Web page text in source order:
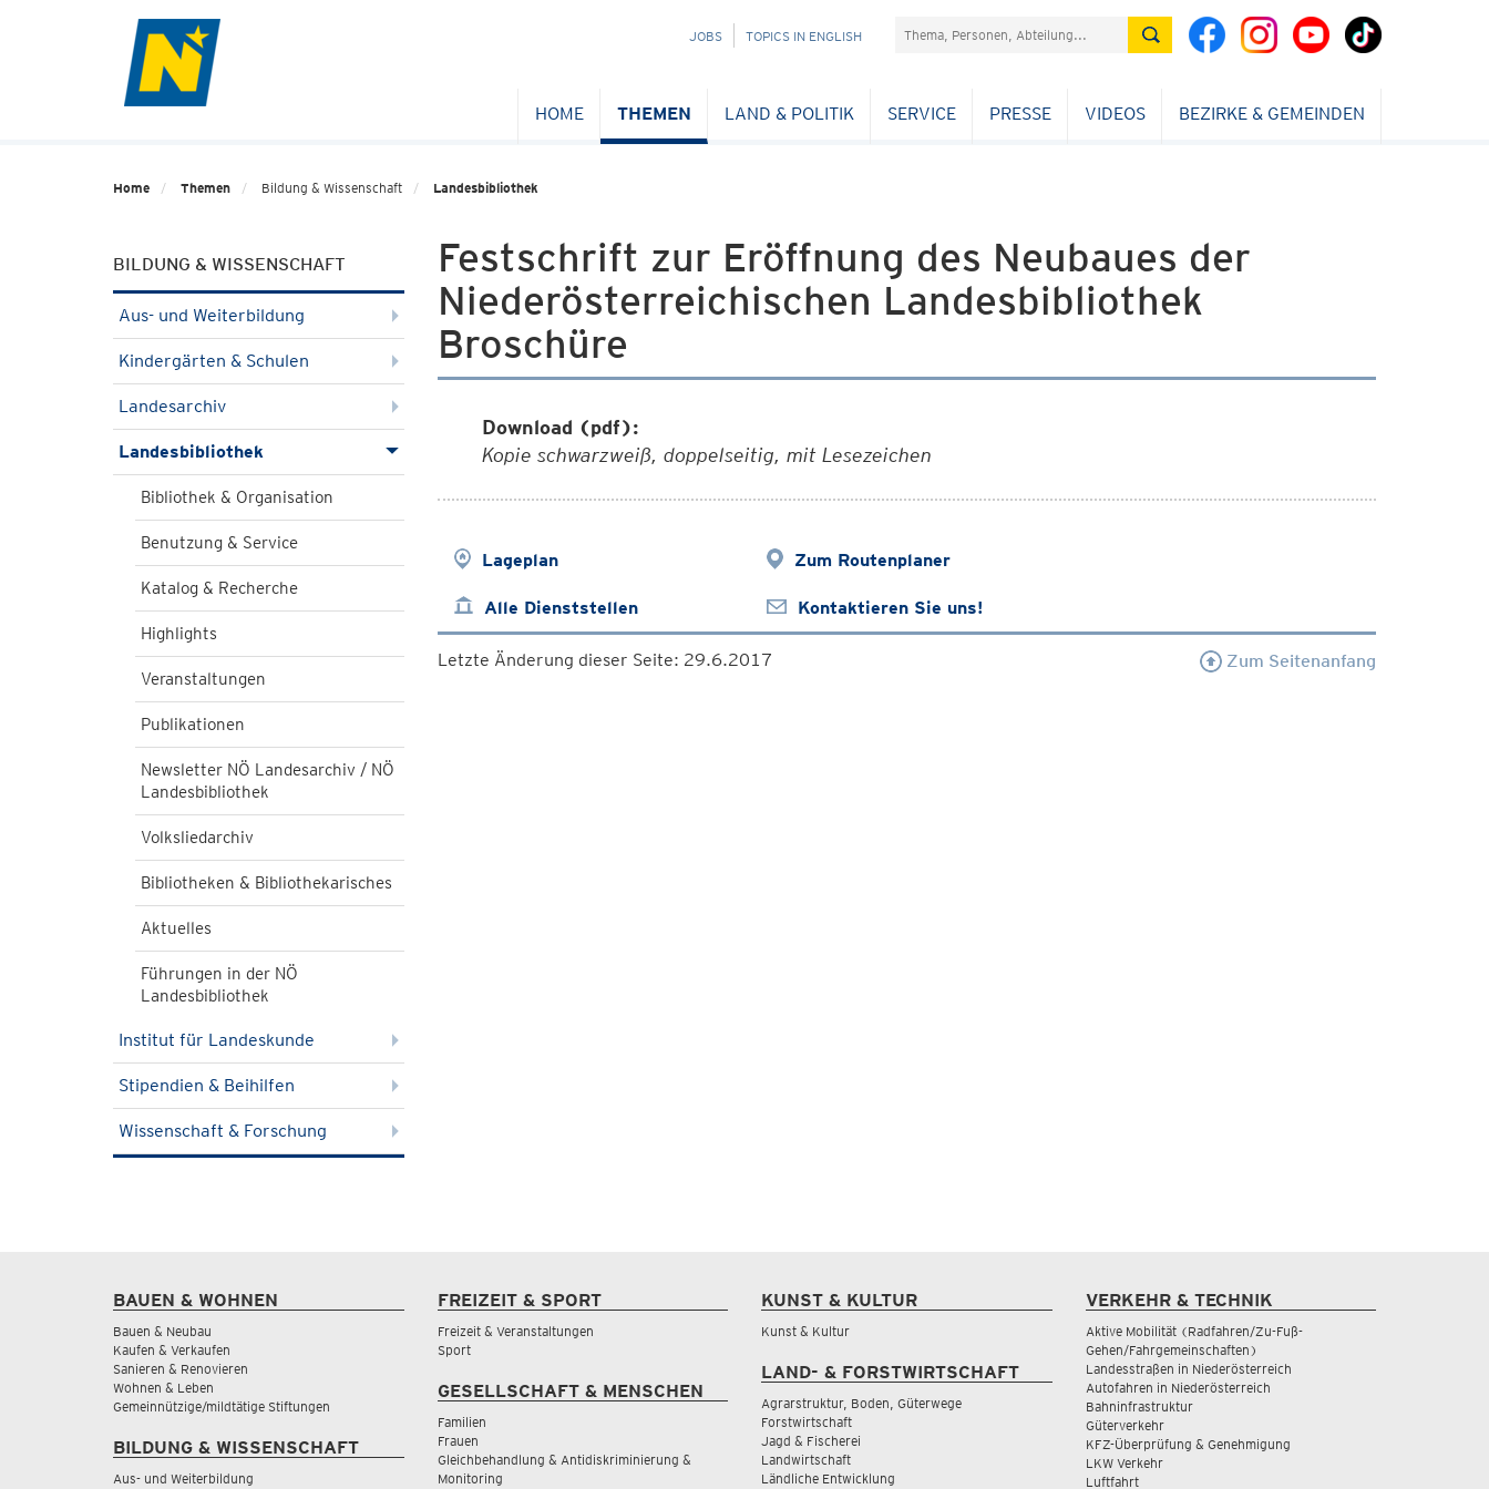
NAVIGATION
JOBS TOPICS IN ENGLISH Suchefeld
HOME THEMEN LAND & POLITIK SERVICE PRESSE VIDEOS BEZIRKE & GEMEINDEN
Home Themen Bildung & Wissenschaft Landesbibliothek
BILDUNG & WISSENSCHAFT
Aus- und Weiterbildung
Kindergärten & Schulen
Landesarchiv
Landesbibliothek
Bibliothek & Organisation
Benutzung & Service
Katalog & Recherche
Highlights
Veranstaltungen
Publikationen
Newsletter NÖ Landesarchiv / NÖ
Landesbibliothek
Volksliedarchiv
Bibliotheken & Bibliothekarisches
Aktuelles
Führungen in der NÖ
Landesbibliothek
Institut für Landeskunde
Stipendien & Beihilfen
Wissenschaft & Forschung
Festschrift zur Eröffnung des Neubaues der
Niederösterreichischen Landesbibliothek
Broschüre
Download (pdf):
Kopie schwarzweiß, doppelseitig, mit Lesezeichen
Lageplan Zum Routenplaner
Alle Dienststellen Kontaktieren Sie uns!
Letzte Änderung dieser Seite: 29.6.2017 Zum Seitenanfang
BAUEN & WOHNEN
Bauen & Neubau
Kaufen & Verkaufen
Sanieren & Renovieren
Wohnen & Leben
Gemeinnützige/mildtätige Stiftungen
BILDUNG & WISSENSCHAFT
Aus- und Weiterbildung
FREIZEIT & SPORT
Freizeit & Veranstaltungen
Sport
GESELLSCHAFT & MENSCHEN
Familien
Frauen
Gleichbehandlung & Antidiskriminierung &
Monitoring
KUNST & KULTUR
Kunst & Kultur
LAND- & FORSTWIRTSCHAFT
Agrarstruktur, Boden, Güterwege
Forstwirtschaft
Jagd & Fischerei
Landwirtschaft
Ländliche Entwicklung
VERKEHR & TECHNIK
Aktive Mobilität (Radfahren/Zu-Fuß-
Gehen/Fahrgemeinschaften)
Landesstraßen in Niederösterreich
Autofahren in Niederösterreich
Bahninfrastruktur
Güterverkehr
KFZ-Überprüfung & Genehmigung
LKW Verkehr
Luftfahrt